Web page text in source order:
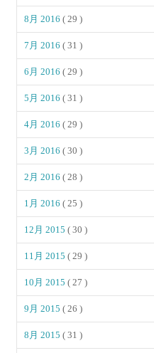
8月 2016( 29 )
7月 2016( 31 )
6月 2016( 29 )
5月 2016( 31 )
4月 2016( 29 )
3月 2016( 30 )
2月 2016( 28 )
1月 2016( 25 )
12月 2015( 30 )
11月 2015( 29 )
10月 2015( 27 )
9月 2015( 26 )
8月 2015( 31 )